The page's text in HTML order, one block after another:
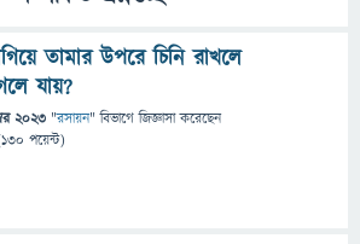
তামার উপরে চিনি রাখলে
যায়?
2023 "রসায়ন" বিভাগে জিজ্ঞাসাকরেছেন
130 পয়েন্ট)